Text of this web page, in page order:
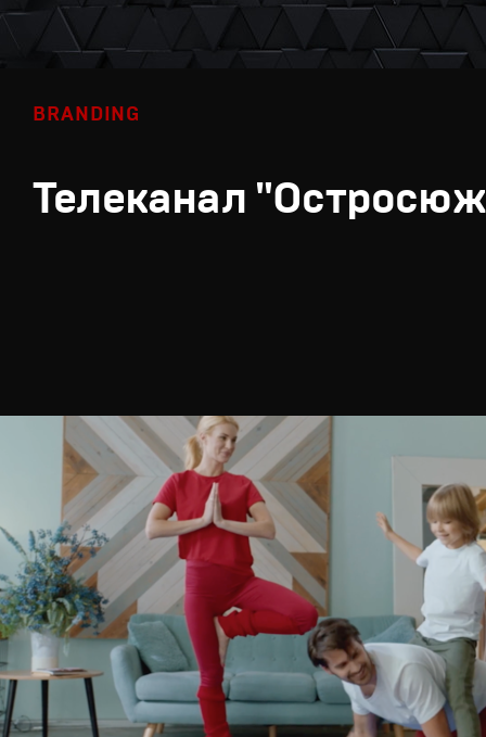
BRANDING
Телеканал